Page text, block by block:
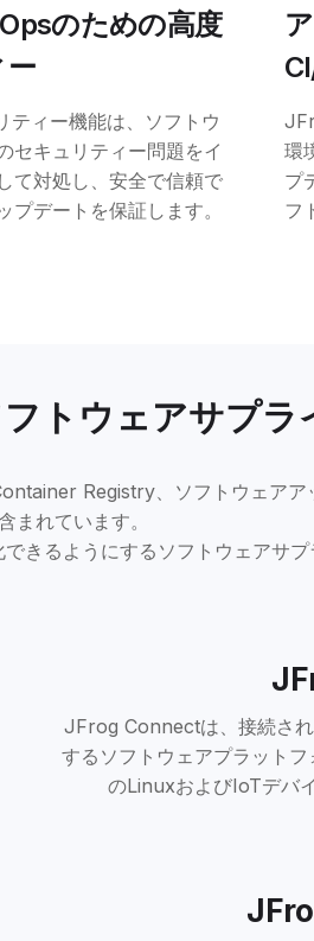
のための高度
ー
ィー機能は、ソフトウ
セキュリティー問題をイ
て対処し、安全で信頼で
プデートを保証します。
環
プ
フ
トウェアサプラ
Registry、ソフトウェアア
まれています。
きるようにするソフトウェアサ
JFrog Connectは、接続さ
するソフトウェアプラット
のLinuxおよびIoTデバ